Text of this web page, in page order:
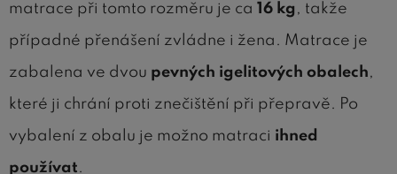
matrace při tomto rozměru je ca 16 kg , takže
případné přenášení zvládne i žena. Matrace je
zabalena ve dvou pevných igelitových obalech,
které ji chrání proti znečištění při přepravě. Po
vybalení z obalu je možno matraci ihned
používat.